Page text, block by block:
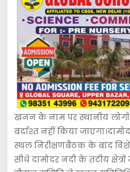
खनन के नाम पर स्थानीय
बर्दाश्त नहीं किया
स्थल निरीक्षणबैठक के बाद
सीधे दामोदर नदी के तटीय